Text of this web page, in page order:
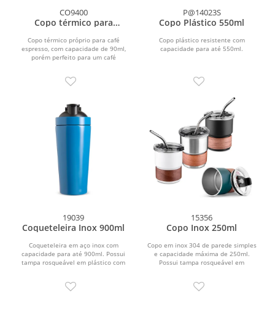
CO9400
Copo térmico para
Copo térmico próprio para café
espresso, com capacidade de 90ml,
porém perfeito para um café
P@14023S
Copo Plástico 550ml
Copo plástico resistente com
capacidade para até 550ml.
19039
Coqueteleira Inox 900ml
Coqueteleira em aço inox com
capacidade para até 900ml. Possui
tampa rosqueável em plástico com
15356
Copo Inox 250ml
Copo em inox 304 de parede simples
e capacidade máxima de 250ml.
Possui tampa rosqueável em